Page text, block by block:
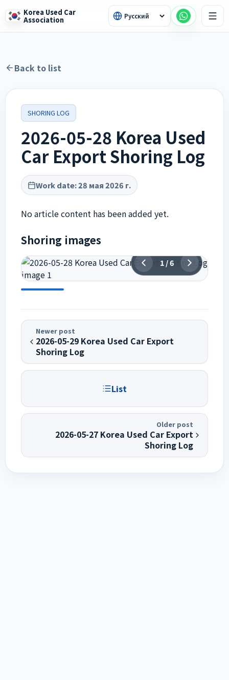
Korea Used Car
Association
Back to list
SHORING LOG
2026-05-28 Korea Used
Car Export Shoring Log
Work date:28 мая 2026 г.
No article content has been added yet.
Shoring images
1/6
Newer post
2026-05-29 Korea Used Car Export
Shoring Log
List
Older post
2026-05-27 Korea Used Car Export
Shoring Log